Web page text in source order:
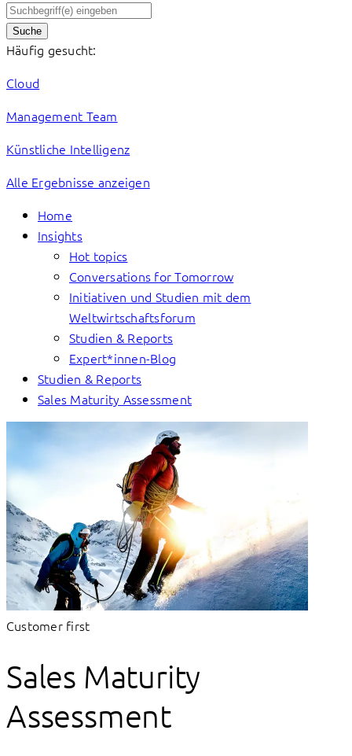
Suche
Häufig gesucht:
Cloud
Management Team
Künstliche Intelligenz
Alle Ergebnisse anzeigen
Home
Insights
Hot topics
Conversations for Tomorrow
Initiativen und Studien mit dem
Weltwirtschaftsforum
Studien & Reports
Expert*innen-Blog
Studien & Reports
Sales Maturity Assessment
Customer first
Sales Maturity
Assessment